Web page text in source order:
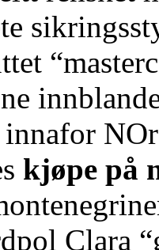
kjøpe på
Clara